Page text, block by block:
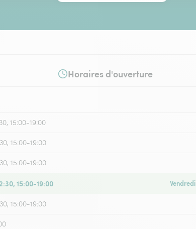
Horaires d'ouverture
15:00-19:00
15:00-19:00
15:00-19:00
15:00-19:00 Vendredi
15:00-19:00